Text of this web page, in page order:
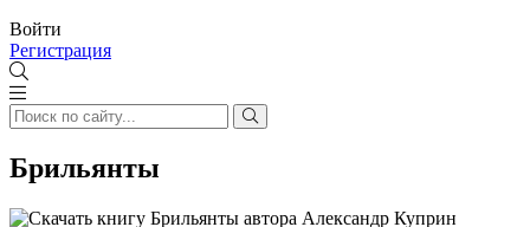
Войти
Регистрация
Брильянты